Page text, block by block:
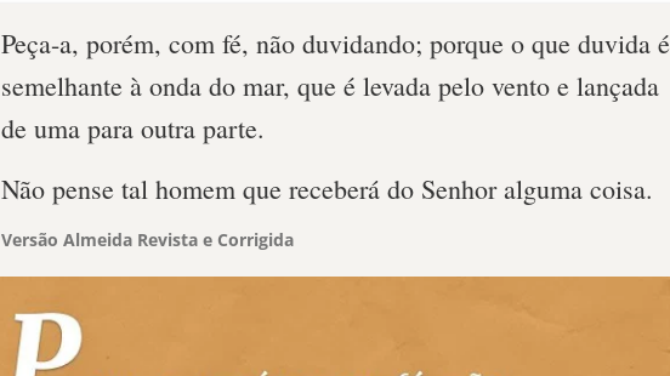
Peça-a, porém, com fé, não duvidando; porque o que duvida é
semelhante à onda do mar, que é levada pelo vento e lançada
de uma para outra parte.
Não pense tal homem que receberá do Senhor alguma coisa.
Versão Almeida Revista e Corrigida